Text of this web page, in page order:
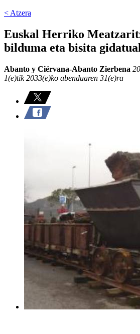
< Atzera
Euskal Herriko
bilduma eta bisita
Abanto y Ciérvana-Abanto Zierbena
1(e)tik 2033(e)ko abenduaren 31(e)ra